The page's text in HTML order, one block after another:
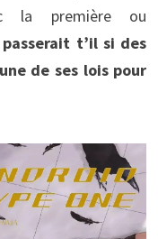
la première ou
t’il si des
de ses lois pour